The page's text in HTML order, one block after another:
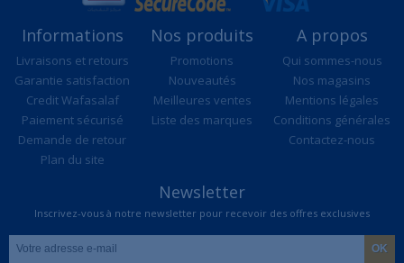
Informations
Livraisons et retours
Garantie satisfaction
Credit Wafasalaf
Paiement sécurisé
Demande de retour
Plan du site
Nos produits
Promotions
Nouveautés
Meilleures ventes
Liste des marques
A propos
Qui sommes-nous
Nos magasins
Mentions légales
Conditions générales
Contactez-nous
Newsletter
Inscrivez-vous à notre newsletter pour recevoir des offres exclusives